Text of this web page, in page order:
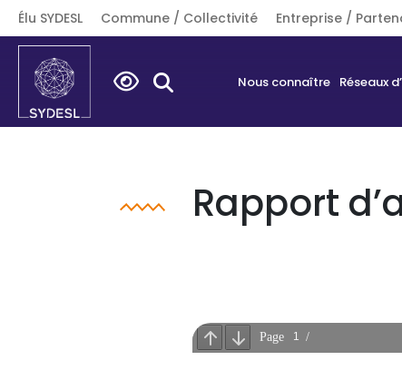
Élu SYDESL Commune / Collectivité Entreprise /
Search
for:
Nous connaître Réseaux
Rapport